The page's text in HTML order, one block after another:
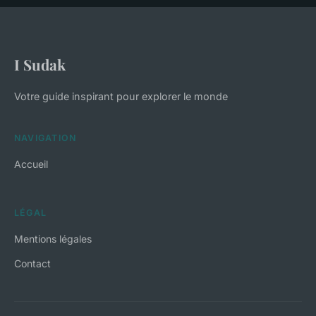
I Sudak
Votre guide inspirant pour explorer le monde
NAVIGATION
Accueil
LÉGAL
Mentions légales
Contact